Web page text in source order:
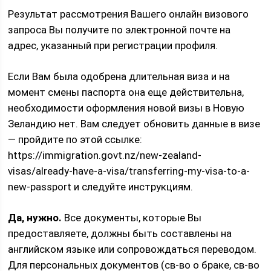
Результат рассмотрения Вашего онлайн визового
запроса Вы получите по электронной почте на
адрес, указанный при регистрации профиля.
Если Вам была одобрена длительная виза и на
момент смены паспорта она еще действительна,
необходимости оформления новой визы в Новую
Зеландию нет. Вам следует обновить данные в визе
— пройдите по этой ссылке:
https://immigration.govt.nz/new-zealand-
visas/already-have-a-visa/transferring-my-visa-to-a-
new-passport и следуйте инструкциям.
Да, нужно. Все документы, которые Вы
предоставляете, должны быть составлены на
английском языке или сопровождаться переводом.
Для персональных документов (св-во о браке, св-во